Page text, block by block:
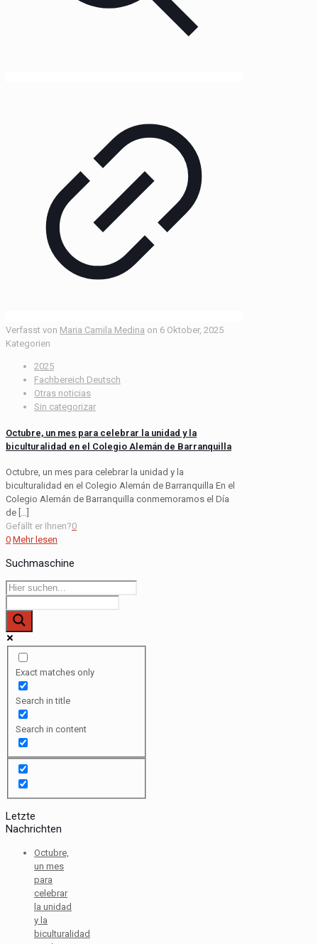
Verfasst von Maria Camila Medina on 6 Oktober, 2025
Kategorien
2025
Fachbereich Deutsch
Otras noticias
Sin categorizar
Octubre, un mes para celebrar la unidad y la
biculturalidad en el Colegio Alemán de Barranquilla
Octubre, un mes para celebrar la unidad y la
biculturalidad en el Colegio Alemán de Barranquilla En el
Colegio Alemán de Barranquilla conmemoramos el Día
de […]
Gefällt er Ihnen?0
0 Mehr lesen
Suchmaschine
Exact matches only
Search in title
Search in content
Letzte
Nachrichten
Octubre,
un mes
para
celebrar
la unidad
y la
biculturalidad